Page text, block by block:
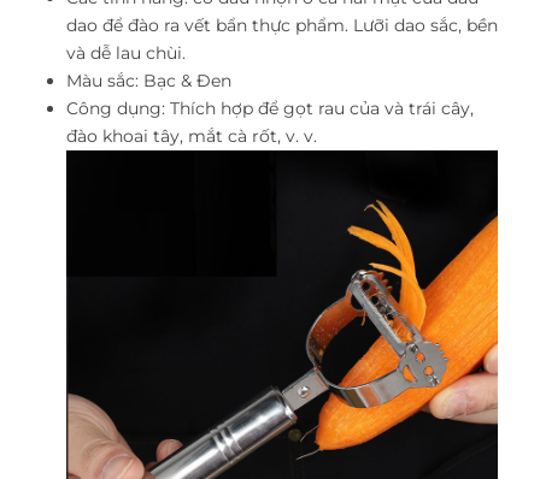
dao để đào ra vết bẩn thực phẩm. Lưỡi dao sắc, bền
và dễ lau chùi.
Màu sắc: Bạc & Đen
Công dụng: Thích hợp để gọt rau của và trái cây,
đào khoai tây, mắt cà rốt, v. v.